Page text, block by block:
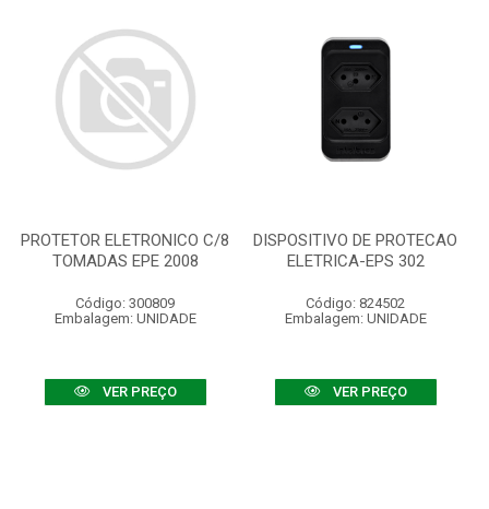
PROTETOR ELETRONICO C/8
TOMADAS EPE 2008
Código: 300809
Embalagem: UNIDADE
VER PREÇO
DISPOSITIVO DE PROTECAO
ELETRICA-EPS 302
Código: 824502
Embalagem: UNIDADE
VER PREÇO